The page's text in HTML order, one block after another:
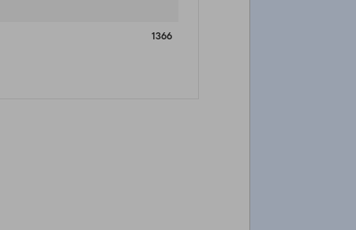
1366